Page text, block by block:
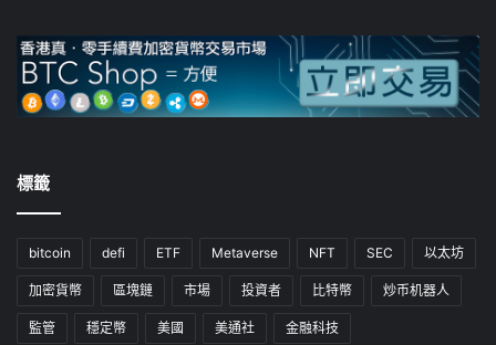
標籤
bitcoin defi ETF Metaverse NFT SEC 以太坊
加密貨幣 區塊鏈 市場 投資者 比特幣 炒币机器人
監管 穩定幣 美國 美通社 金融科技